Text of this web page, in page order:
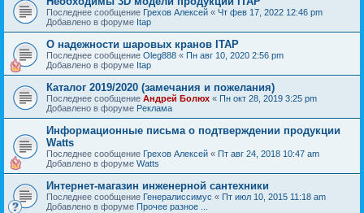
Последнее сообщение Грехов Алексей « Чт фев 17, 2022 12:46 pm
Добавлено в форуме Itap
О надежности шаровых кранов ITAP
Последнее сообщение Oleg888 « Пн авг 10, 2020 2:56 pm
Добавлено в форуме Itap
Каталог 2019/2020 (замечания и пожелания)
Последнее сообщение Андрей Болюх « Пн окт 28, 2019 3:25 pm
Добавлено в форуме Реклама
Информационные письма о подтверждении продукции
Watts
Последнее сообщение Грехов Алексей « Пт авг 24, 2018 10:47 am
Добавлено в форуме Watts
Интернет-магазин инженерной сантехники
Последнее сообщение Генералиссимус « Пт июл 10, 2015 11:18 am
Добавлено в форуме Прочее разное ...